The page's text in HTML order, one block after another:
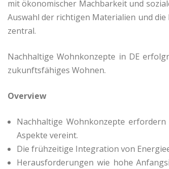
mit ökonomischer Machbarkeit und
Auswahl der richtigen Materialien und
zentral.
Nachhaltige Wohnkonzepte in DE
zukunftsfähiges Wohnen.
Overview
Nachhaltige Wohnkonzepte
Aspekte vereint.
Die frühzeitige Integration von
Herausforderungen wie hohe